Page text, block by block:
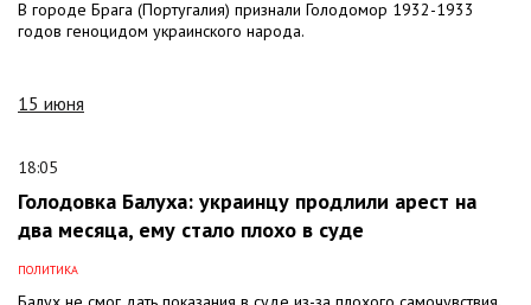
В городе Брага (Португалия) признали Голодомор 1932-1933
годов геноцидом украинского народа.
15 июня
18:05
Голодовка Балуха: украинцу продлили арест на
два месяца, ему стало плохо в суде
ПОЛИТИКА